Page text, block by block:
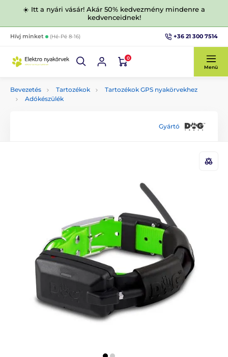
☀️ Itt a nyári vásár! Akár 50% kedvezmény mindenre a
kedvenceidnek!
Hívj minket (Hé-Pé 8-16) +36 21 300 7514
0
Menü
Bevezetés Tartozékok
Tartozékok GPS nyakörvekhez
Adókészülék
Gyártó